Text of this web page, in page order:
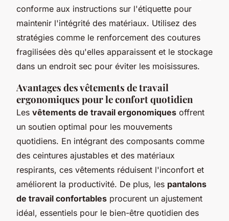
conforme aux instructions sur l'étiquette pour
maintenir l'intégrité des matériaux. Utilisez des
stratégies comme le renforcement des coutures
fragilisées dès qu'elles apparaissent et le stockage
dans un endroit sec pour éviter les moisissures.
Avantages des vêtements de travail
ergonomiques pour le confort quotidien
Les vêtements de travail ergonomiques offrent
un soutien optimal pour les mouvements
quotidiens. En intégrant des composants comme
des ceintures ajustables et des matériaux
respirants, ces vêtements réduisent l'inconfort et
améliorent la productivité. De plus, les pantalons
de travail confortables procurent un ajustement
idéal, essentiels pour le bien-être quotidien des